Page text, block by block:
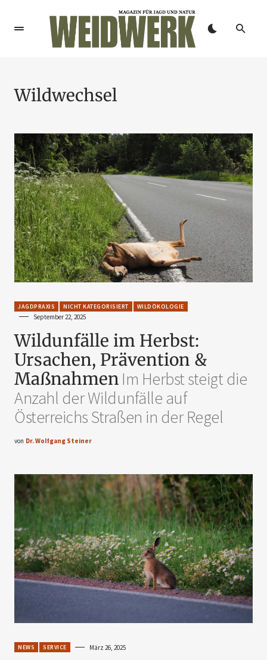
Wildwechsel
JAGDPRAXIS NICHT KATEGORISIERT WILDÖKOLOGIE
September 22, 2025
Wildunfälle im Herbst:
Ursachen, Prävention &
MaßnahmenIm Herbst steigt die
Anzahl der Wildunfälle auf
Österreichs Straßen in der Regel
von Dr. Wolfgang Steiner
NEWS SERVICE März 26, 2025